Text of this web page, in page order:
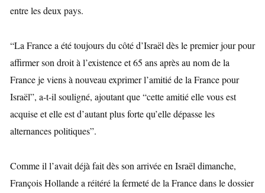
entre les deux pays.
“La France a été toujours du côté d’Israël dès le premier jour pour
affirmer son droit à l’existence et 65 ans après au nom de la
France je viens à nouveau exprimer l’amitié de la France pour
Israël”, a-t-il souligné, ajoutant que “cette amitié elle vous est
acquise et elle est d’autant plus forte qu’elle dépasse les
alternances politiques”.
Comme il l’avait déjà fait dès son arrivée en Israël dimanche,
François Hollande a réitéré la fermeté de la France dans le dossier